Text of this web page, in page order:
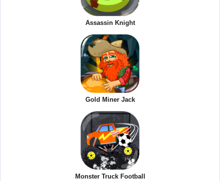
Assassin Knight
Gold Miner Jack
Monster Truck Football